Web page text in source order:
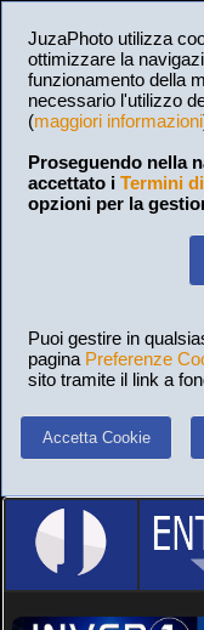
JuzaPhoto utilizza
ottimizzare la
funzionamento della
necessario l'utilizzo
(maggiori informazioni
Proseguendo nella
accettato i Termini
opzioni per la
Puoi gestire in
pagina Preferenze
sito tramite il link a
Accetta Cookie